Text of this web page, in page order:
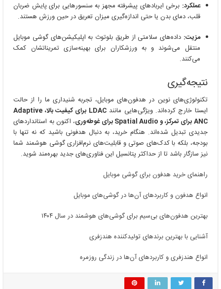
عملکرد: برخی ایربادهای پیشرفته مجهز به سنسورهایی برای پایش ضربان
قلب، دمای بدن یا حتی اندازه‌گیری میزان تعریق در حین ورزش هستند.
مزیت: داده‌های سلامتی از طریق بلوتوث به اپلیکیشن‌های گوشی موبایل
منتقل می‌شوند و به ورزشکاران برای بهینه‌سازی تمریناتشان کمک
می‌کنند.
نتیجه‌گیری
تکنولوژی‌های نوین در هدفون‌های موبایل، تجربه شنیداری ما را از حالت
ایستا خارج کرده‌اند. ویژگی‌هایی مانند
LDAC برای کیفیت بالا، Adaptive
ANC برای تمرکز، و Spatial Audio برای غوطه‌وری
، اکنون به استانداردهای
جدیدی تبدیل شده‌اند. هنگام خرید، به دنبال هدفونی باشید که نه تنها با
بودجه، بلکه با کدک‌های صوتی و قابلیت‌های نرم‌افزاری گوشی هوشمند شما
نیز سازگار باشد تا از حداکثر پتانسیل این فناوری‌های جدید بهره‌مند شوید.
راهنمای خرید هدفون برای گوشی موبایل
انواع هدفون و کاربردهای آن‌ها در گوشی‌های موبایل
بهترین هدفون‌های بی‌سیم برای گوشی‌های هوشمند در سال ۱۴۰۴
آشنایی با بهترین برندهای تولیدکننده هندزفری
انواع هندزفری و کاربردهای آن‌ها در زندگی روزمره